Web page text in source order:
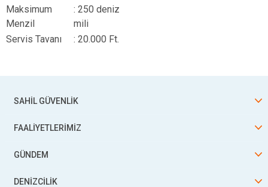
Maksimum
Menzil
: 250 deniz
mili
Servis Tavanı
: 20.000 Ft.
SAHİL GÜVENLİK
FAALİYETLERİMİZ
GÜNDEM
DENİZCİLİK